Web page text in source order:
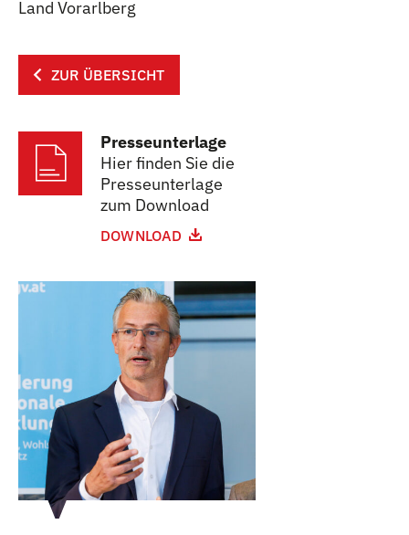
Land Vorarlberg
ZUR ÜBERSICHT
Presseunterlage
Hier finden Sie die
Presseunterlage
zum Download
DOWNLOAD